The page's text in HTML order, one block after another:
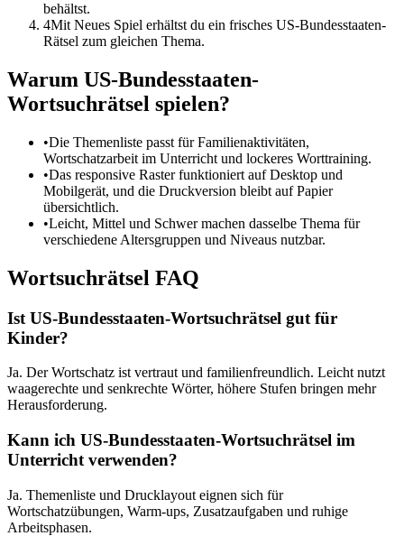
behältst.
4Mit Neues Spiel erhältst du ein frisches US-Bundesstaaten-
Rätsel zum gleichen Thema.
Warum US-Bundesstaaten-
Wortsuchrätsel spielen?
•Die Themenliste passt für Familienaktivitäten,
Wortschatzarbeit im Unterricht und lockeres Worttraining.
•Das responsive Raster funktioniert auf Desktop und
Mobilgerät, und die Druckversion bleibt auf Papier
übersichtlich.
•Leicht, Mittel und Schwer machen dasselbe Thema für
verschiedene Altersgruppen und Niveaus nutzbar.
Wortsuchrätsel FAQ
Ist US-Bundesstaaten-Wortsuchrätsel gut für
Kinder?
Ja. Der Wortschatz ist vertraut und familienfreundlich. Leicht nutzt
waagerechte und senkrechte Wörter, höhere Stufen bringen mehr
Herausforderung.
Kann ich US-Bundesstaaten-Wortsuchrätsel im
Unterricht verwenden?
Ja. Themenliste und Drucklayout eignen sich für
Wortschatzübungen, Warm-ups, Zusatzaufgaben und ruhige
Arbeitsphasen.